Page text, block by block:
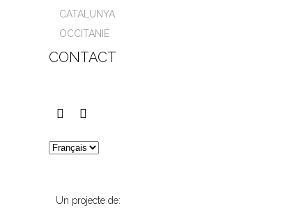
CATALUNYA
OCCITANIE
CONTACT
Un projecte de: